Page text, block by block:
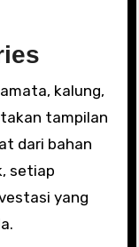
kalung,
tampilan
dari bahan
setiap
yang